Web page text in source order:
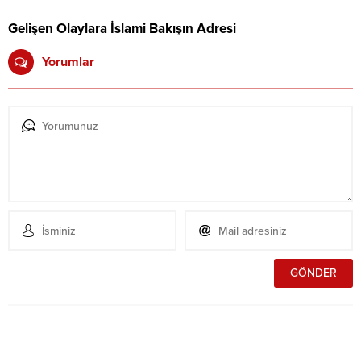
Gelişen Olaylara İslami Bakışın Adresi
Yorumlar